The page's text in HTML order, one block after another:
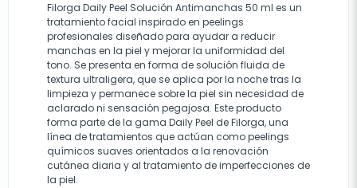
Filorga Daily Peel Solución Antimanchas 50 ml es un
tratamiento facial inspirado en peelings
profesionales diseñado para ayudar a reducir
manchas en la piel y mejorar la uniformidad del
tono. Se presenta en forma de solución fluida de
textura ultraligera, que se aplica por la noche tras la
limpieza y permanece sobre la piel sin necesidad de
aclarado ni sensación pegajosa. Este producto
forma parte de la gama Daily Peel de Filorga, una
línea de tratamientos que actúan como peelings
químicos suaves orientados a la renovación
cutánea diaria y al tratamiento de imperfecciones de
la piel.